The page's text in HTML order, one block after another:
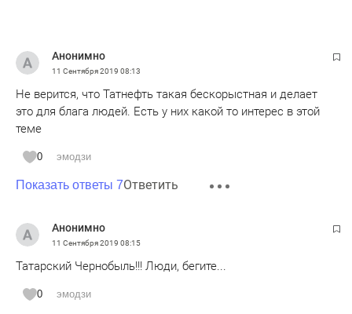
Анонимно
11 Сентября 2019 08:13
Не верится, что Татнефть такая бескорыстная и делает
это для блага людей. Есть у них какой то интерес в этой
теме
0 эмодзи
Показать ответы 7Ответить
Анонимно
11 Сентября 2019 08:15
Татарский Чернобыль!!! Люди, бегите...
0 эмодзи